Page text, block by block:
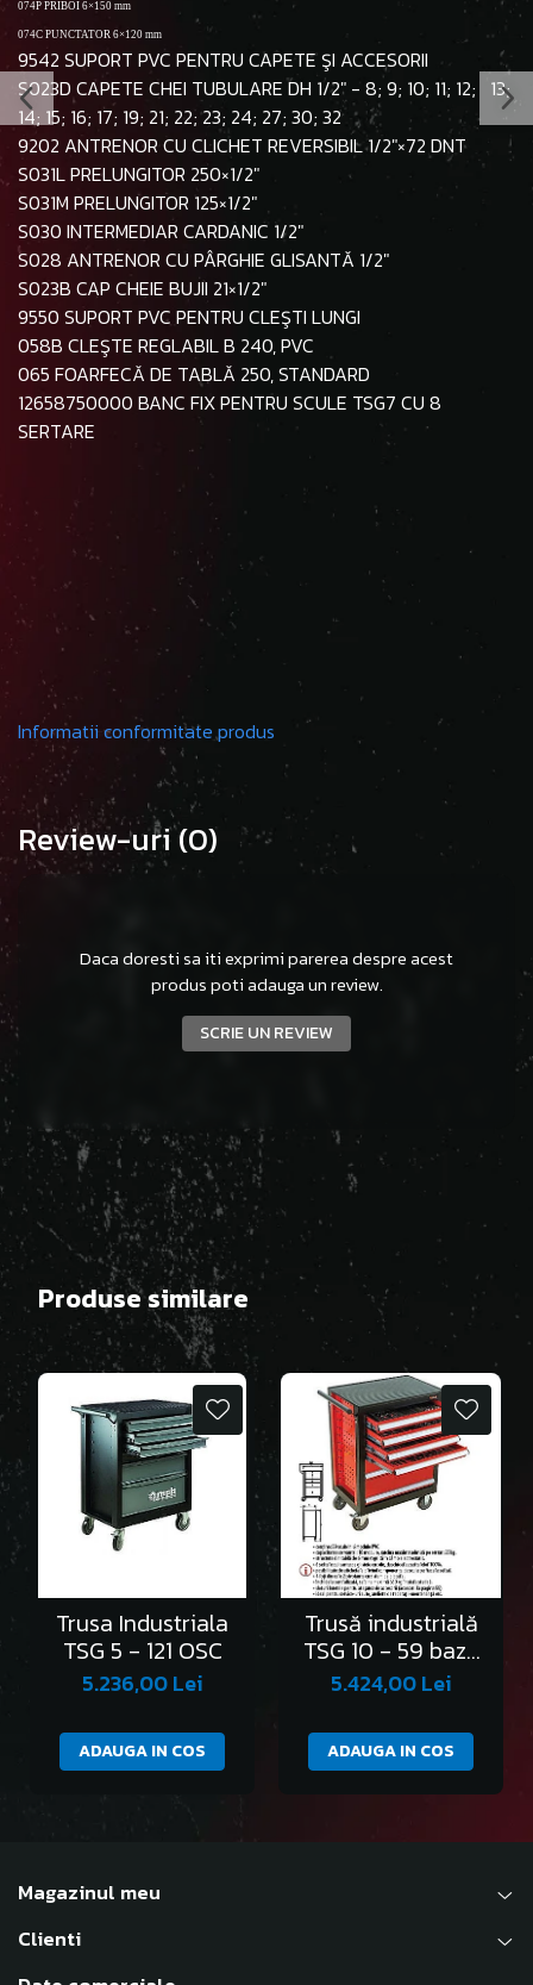
074P PRIBOI 6×150 mm
074C PUNCTATOR 6×120 mm
9542 SUPORT PVC PENTRU CAPETE ŞI ACCESORII
S023D CAPETE CHEI TUBULARE DH 1/2" - 8; 9; 10; 11; 12; 13;
14; 15; 16; 17; 19; 21; 22; 23; 24; 27; 30; 32
9202 ANTRENOR CU CLICHET REVERSIBIL 1/2"×72 DNT
S031L PRELUNGITOR 250×1/2"
S031M PRELUNGITOR 125×1/2"
S030 INTERMEDIAR CARDANIC 1/2"
S028 ANTRENOR CU PÂRGHIE GLISANTĂ 1/2"
S023B CAP CHEIE BUJII 21×1/2"
9550 SUPORT PVC PENTRU CLEŞTI LUNGI
058B CLEŞTE REGLABIL B 240, PVC
065 FOARFECĂ DE TABLĂ 250, STANDARD
12658750000 BANC FIX PENTRU SCULE TSG7 CU 8
SERTARE
Informatii conformitate produs
Review-uri(0)
Daca doresti sa iti exprimi parerea despre acest
produs poti adauga un review.
SCRIE UN REVIEW
Produse similare
Trusa Industriala
TSG 5 - 121 OSC
5.236,00 Lei
ADAUGA IN COS
Trusă industrială
TSG 10 - 59 bază
contine 59 de
scule
5.424,00 Lei
ADAUGA IN COS
Magazinul meu
Clienti